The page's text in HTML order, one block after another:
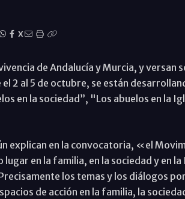
X
de Andalucía y Murcia, y versan
2 al 5 de octubre, se están
en la sociedad”, "Los abuelos en la
explican en la convocatoria, «el
en la familia, en la sociedad y en la
los temas y los diálogos
de acción en la familia, la